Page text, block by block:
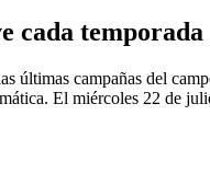
cada temporada
últimas campañas del
El miércoles 22 de